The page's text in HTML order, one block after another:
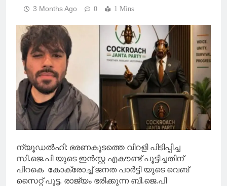
3 Months Ago 0 1 Mins
ന്യൂഡൽഹി: ഭരണകൂടത്തെ വിറളി പിടിപ്പിച്ച
സി.ജെ.പി യുടെ ഇൻസ്റ്റ എകൗണ്ട് പൂട്ടിച്ചതിന്
പിറകെ കോക്രോച്ച് ജനത പാർട്ടി യുടെ വെബ്
സൈറ്റ് പൂട്ട. രാജ്യം ഭരിക്കുന്ന ബി.ജെ.പി